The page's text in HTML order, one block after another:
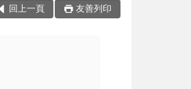
回上一頁 友善列印